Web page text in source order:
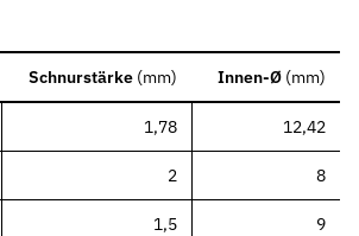
Schnurstärke (mm) Innen-Ø (mm)
1,78 12,42
2 8
1,5 9